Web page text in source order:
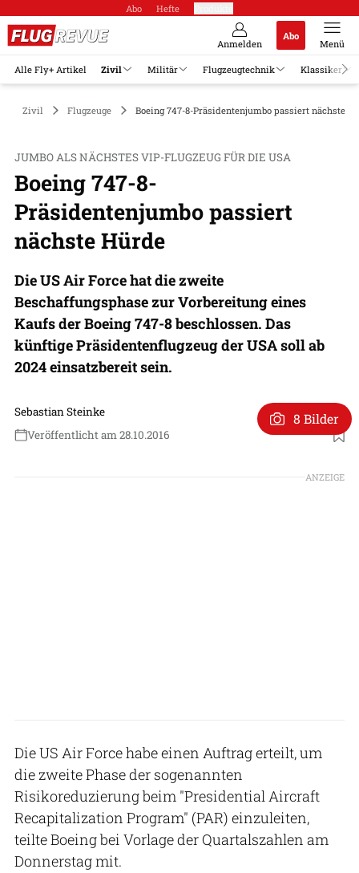
Abo Hefte
Anmelden
Abo
Menü
Alle Fly+ Artikel Zivil Militär Flugzeugtechnik Klassiker
Zivil Flugzeuge Boeing 747-8-Präsidentenjumbo passiert nächste
JUMBO ALS NÄCHSTES VIP-FLUGZEUG FÜR DIE USA
Boeing 747-8-
Präsidentenjumbo passiert
nächste Hürde
Die US Air Force hat die zweite
Beschaffungsphase zur Vorbereitung eines
Kaufs der Boeing 747-8 beschlossen. Das
künftige Präsidentenflugzeug der USA soll ab
2024 einsatzbereit sein.
Sebastian Steinke
Veröffentlicht am 28.10.2016
8 Bilder
ANZEIGE
Die US Air Force habe einen Auftrag erteilt, um
die zweite Phase der sogenannten
Risikoreduzierung beim "Presidential Aircraft
Recapitalization Program" (PAR) einzuleiten,
teilte Boeing bei Vorlage der Quartalszahlen am
Donnerstag mit.